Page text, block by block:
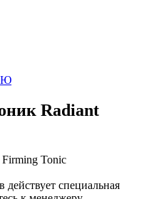
Radiant
Tonic
специальная